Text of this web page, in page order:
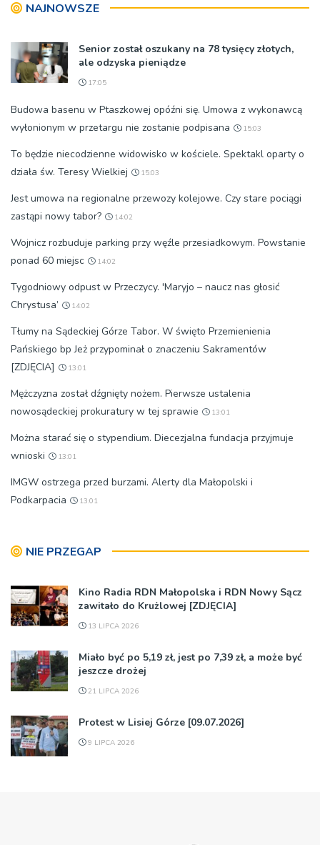
NAJNOWSZE
Senior został oszukany na 78 tysięcy złotych,
ale odzyska pieniądze
17:05
Budowa basenu w Ptaszkowej opóźni się. Umowa z wykonawcą
wyłonionym w przetargu nie zostanie podpisana
15:03
To będzie niecodzienne widowisko w kościele. Spektakl oparty o
działa św. Teresy Wielkiej
15:03
Jest umowa na regionalne przewozy kolejowe. Czy stare pociągi
zastąpi nowy tabor?
14:02
Wojnicz rozbuduje parking przy węźle przesiadkowym. Powstanie
ponad 60 miejsc
14:02
Tygodniowy odpust w Przeczycy. 'Maryjo – naucz nas głosić
Chrystusa’
14:02
Tłumy na Sądeckiej Górze Tabor. W święto Przemienienia
Pańskiego bp Jeż przypominał o znaczeniu Sakramentów
[ZDJĘCIA]
13:01
Mężczyzna został dźgnięty nożem. Pierwsze ustalenia
nowosądeckiej prokuratury w tej sprawie
13:01
Można starać się o stypendium. Diecezjalna fundacja przyjmuje
wnioski
13:01
IMGW ostrzega przed burzami. Alerty dla Małopolski i
Podkarpacia
13:01
NIE PRZEGAP
Kino Radia RDN Małopolska i RDN Nowy Sącz
zawitało do Krużlowej [ZDJĘCIA]
13 LIPCA 2026
Miało być po 5,19 zł, jest po 7,39 zł, a może być
jeszcze drożej
21 LIPCA 2026
Protest w Lisiej Górze [09.07.2026]
9 LIPCA 2026